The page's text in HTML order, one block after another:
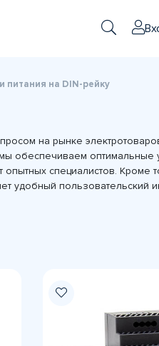
питания на DIN-рейку
на рынке
обеспечиваем оптимальные
специалистов. Кроме
удобный пользовательский